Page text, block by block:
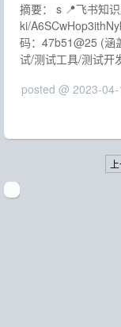
摘要： s 📍飞书知
ki/
码：47b51@25 (涵
试/测试工具/测试开
posted @ 2023-